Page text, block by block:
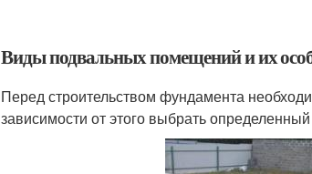
Виды подвальных помещений и их
Перед строительством фундамента
зависимости от этого выбрать